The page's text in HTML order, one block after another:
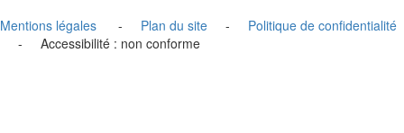
Mentions légales - Plan du site - Politique de confidentialité
- Accessibilité : non conforme